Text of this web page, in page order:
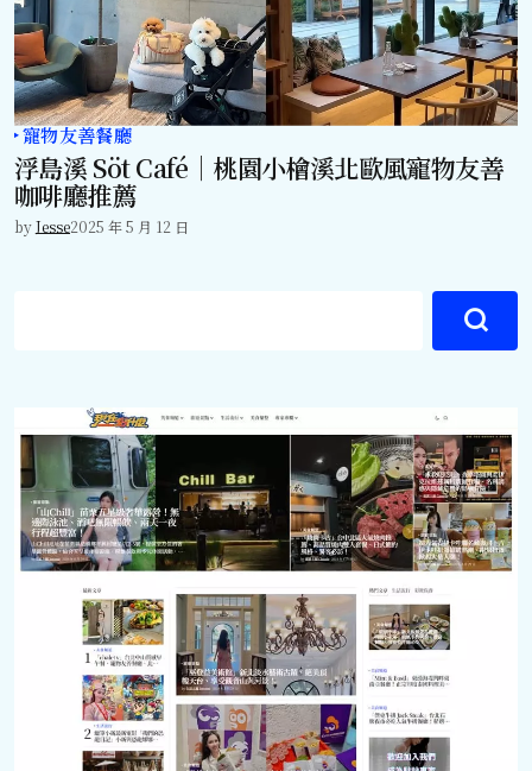
寵物友善餐廳
浮島溪 Söt Café｜桃園小檜溪北歐風寵物友善
咖啡廳推薦
byJesse2025 年 5 月 12 日